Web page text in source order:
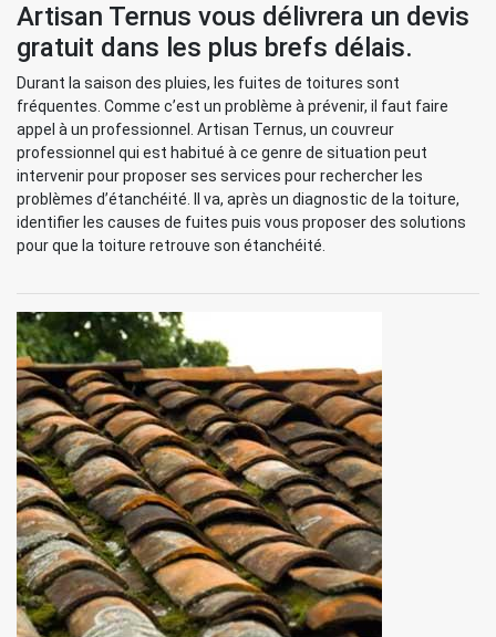
Artisan Ternus vous délivrera un devis
gratuit dans les plus brefs délais.
Durant la saison des pluies, les fuites de toitures sont
fréquentes. Comme c’est un problème à prévenir, il faut faire
appel à un professionnel. Artisan Ternus, un couvreur
professionnel qui est habitué à ce genre de situation peut
intervenir pour proposer ses services pour rechercher les
problèmes d’étanchéité. Il va, après un diagnostic de la toiture,
identifier les causes de fuites puis vous proposer des solutions
pour que la toiture retrouve son étanchéité.